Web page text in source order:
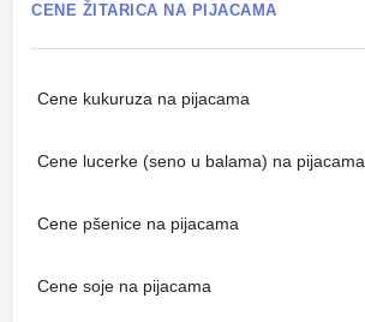
CENE ŽITARICA NA PIJACAMA
Cene kukuruza na pijacama
Cene lucerke (seno u balama) na pijacama
Cene pšenice na pijacama
Cene soje na pijacama